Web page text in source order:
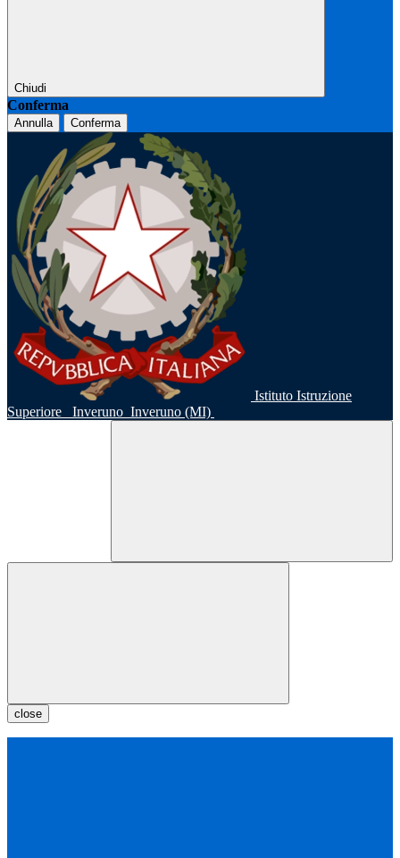
Chiudi
Conferma
Annulla Conferma
Istituto Istruzione
Superiore
Inveruno Inveruno (MI)
close